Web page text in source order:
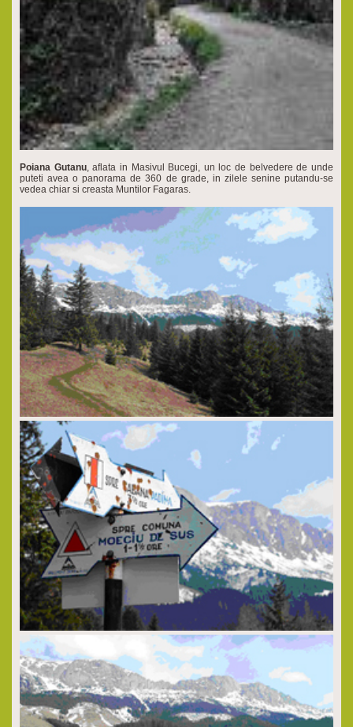
Poiana Gutanu, aflata in Masivul Bucegi, un loc de belvedere de unde
puteti avea o panorama de 360 de grade, in zilele senine putandu-se
vedea chiar si creasta Muntilor Fagaras.